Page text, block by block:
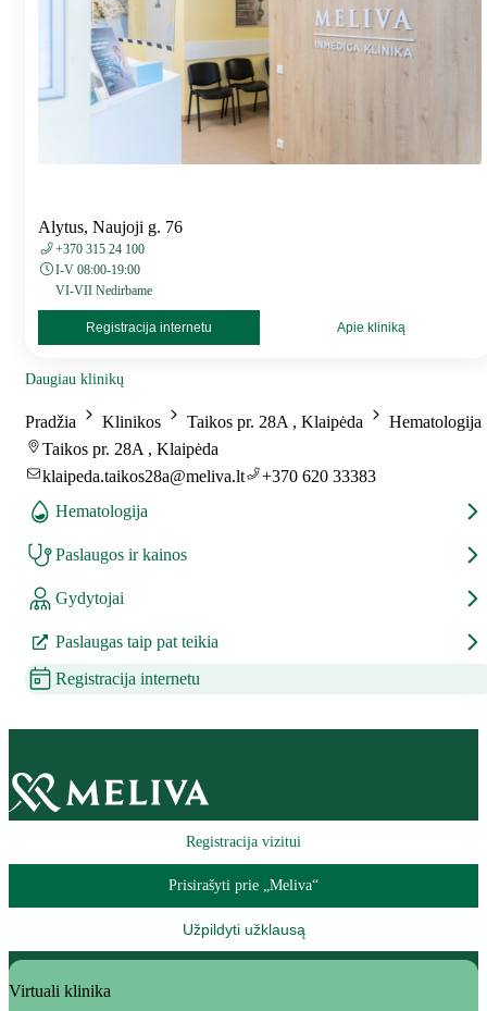
Alytus, Naujoji g. 76
+370 315 24 100
I-V 08:00-19:00
VI-VII Nedirbame
Registracija internetu Apie kliniką
Daugiau klinikų
Pradžia Klinikos Taikos pr. 28A , Klaipėda
Hematologija
Taikos pr. 28A , Klaipėda
klaipeda.taikos28a@meliva.lt
+370 620 33383
Hematologija
Paslaugos ir kainos
Gydytojai
Paslaugas taip pat teikia
Registracija internetu
Registracija vizitui
Prisirašyti prie „Meliva“
Užpildyti užklausą
Virtuali klinika